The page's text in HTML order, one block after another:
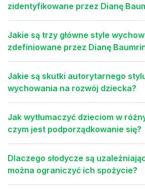
zidentyfikowane przez Dianę
Jakie są trzy główne style
zdefiniowane przez Dianę
Jakie są skutki autorytarnego
wychowania na rozwój dziecka?
Jak wytłumaczyć dzieciom w
czym jest podporządkowanie się?
Dlaczego słodycze są
można ograniczyć ich spożycie?